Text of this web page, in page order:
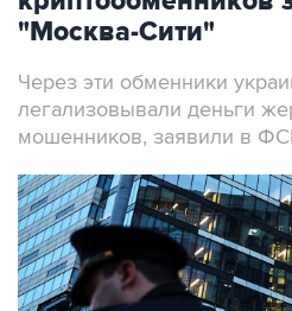
Через эти обменники
мошенников, заявили в